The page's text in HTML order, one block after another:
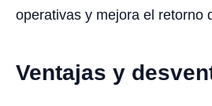
operativas y mejora el retorno
Ventajas y